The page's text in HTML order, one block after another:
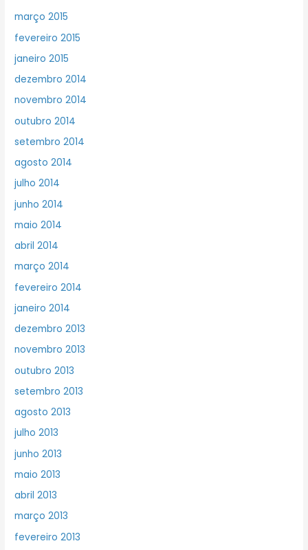
março 2015
fevereiro 2015
janeiro 2015
dezembro 2014
novembro 2014
outubro 2014
setembro 2014
agosto 2014
julho 2014
junho 2014
maio 2014
abril 2014
março 2014
fevereiro 2014
janeiro 2014
dezembro 2013
novembro 2013
outubro 2013
setembro 2013
agosto 2013
julho 2013
junho 2013
maio 2013
abril 2013
março 2013
fevereiro 2013